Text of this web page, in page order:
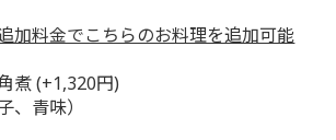
加料金でこちらのお料理を追加可能
煮 (+1,320円)
、青味）